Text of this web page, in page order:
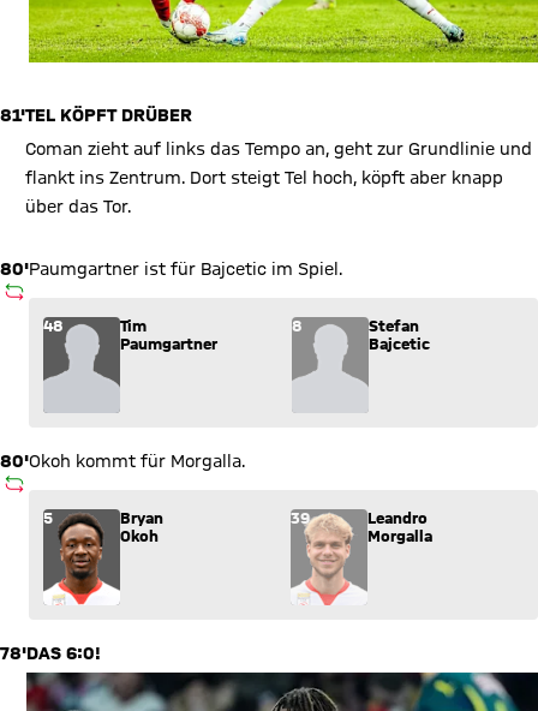
81'TEL KÖPFT DRÜBER
Coman zieht auf links das Tempo an, geht zur Grundlinie und
flankt ins Zentrum. Dort steigt Tel hoch, köpft aber knapp
über das Tor.
80'
AUSWECHSLUNG
Paumgartner ist für Bajcetic im Spiel.
Wechsel: Tim Paumgartner (48) kommt für Stefan Bajcetic
48
Tim
Paumgartner
8
Stefan
Bajcetic
80'
AUSWECHSLUNG
Okoh kommt für Morgalla.
Wechsel: Bryan Okoh (5) kommt für Leandro Morgalla (39)
5
Bryan
Okoh
39
Leandro
Morgalla
78'DAS 6:0!